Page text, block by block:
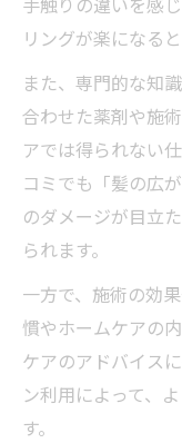
リングが楽になる
また、専門的な知
合わせた薬剤や施
アでは得られない
コミでも「髪の広
のダメージが目立
られます。
一方で、施術の効
慣やホームケアの
ケアのアドバイス
ン利用によって、
す。